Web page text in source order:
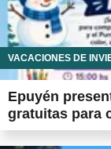
VACACIONES DE
Epuyén
gratuitas para